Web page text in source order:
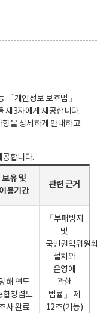
「개인정보 보호법」
제3자에게 제공합니다.
을 상세하게 안내하고
공합니다.
보유 및
이용기간
관련 근거
해 연도
합청렴도
사 완료
「부패방지
및
국민권익위원
설치와
운영에
관한
법률」 제
12조(기능)